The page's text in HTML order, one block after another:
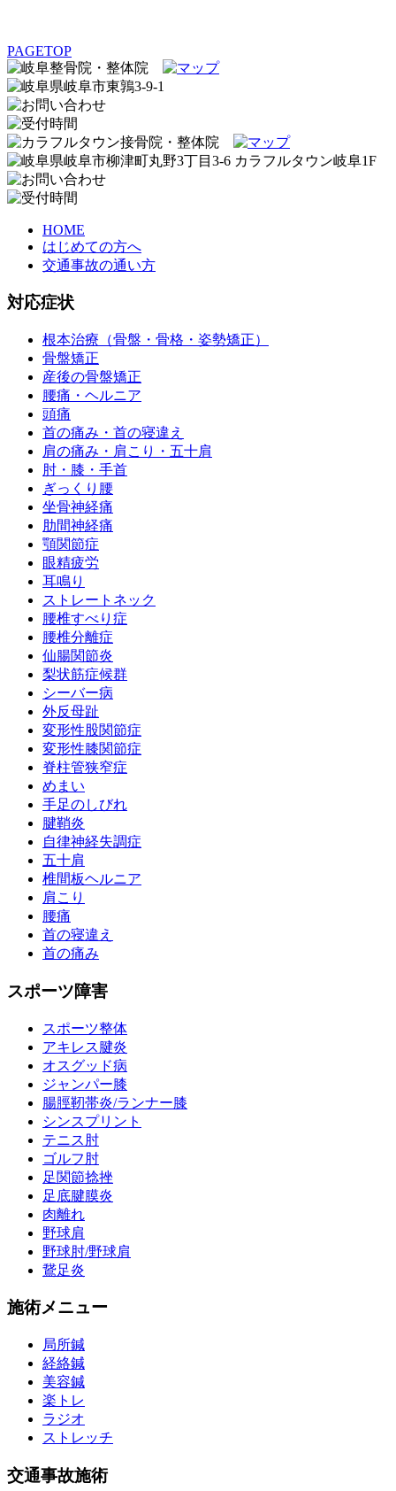
PAGETOP
HOME
はじめての方へ
交通事故の通い方
対応症状
根本治療（骨盤・骨格・姿勢矯正）
骨盤矯正
産後の骨盤矯正
腰痛・ヘルニア
頭痛
首の痛み・首の寝違え
肩の痛み・肩こり・五十肩
肘・膝・手首
ぎっくり腰
坐骨神経痛
肋間神経痛
顎関節症
眼精疲労
耳鳴り
ストレートネック
腰椎すべり症
腰椎分離症
仙腸関節炎
梨状筋症候群
シーバー病
外反母趾
変形性股関節症
変形性膝関節症
脊柱管狭窄症
めまい
手足のしびれ
腱鞘炎
自律神経失調症
五十肩
椎間板ヘルニア
肩こり
腰痛
首の寝違え
首の痛み
スポーツ障害
スポーツ整体
アキレス腱炎
オスグッド病
ジャンパー膝
腸脛靭帯炎/ランナー膝
シンスプリント
テニス肘
ゴルフ肘
足関節捻挫
足底腱膜炎
肉離れ
野球肩
野球肘/野球肩
鵞足炎
施術メニュー
局所鍼
経絡鍼
美容鍼
楽トレ
ラジオ
ストレッチ
交通事故施術